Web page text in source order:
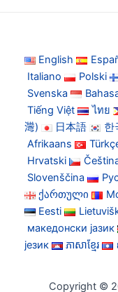
English
Italiano
Polski
Svenska
Tiếng Việt
ไทย
灣)
日本語 한
Afrikaans
Hrvatski
Slovenščina
ქართული
Eesti
македонски јазик
језик
ភាសាខ្មែរ
Copyright ©